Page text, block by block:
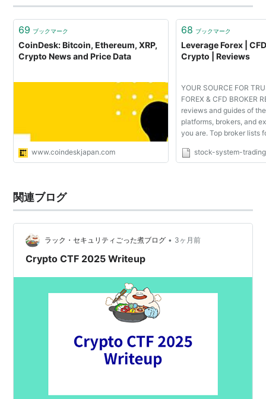
69 ブックマーク
CoinDesk: Bitcoin, Ethereum, XRP,
Crypto News and Price Data
www.coindeskjapan.com
68 ブックマーク
Leverage Forex |
Crypto | Reviews
YOUR SOURCE FOR
FOREX & CFD BROKER
reviews and guides of
platforms, brokers, and
you are. Top broker lists
stock-system-
関連ブログ
ラック・セキュリティごった煮ブログ • 3ヶ月前
Crypto CTF 2025 Writeup